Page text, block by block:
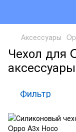
Аксессуары
Чехол для
аксессуары
Фильтр